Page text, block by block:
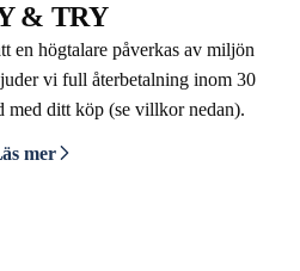
& TRY
en högtalare påverkas av miljön
vi full återbetalning inom 30
med ditt köp (se villkor nedan).
mer